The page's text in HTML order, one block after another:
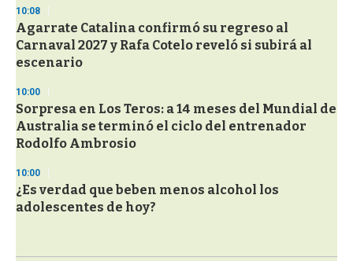
10:08
Agarrate Catalina confirmó su regreso al
Carnaval 2027 y Rafa Cotelo reveló si subirá al
escenario
10:00
Sorpresa en Los Teros: a 14 meses del Mundial de
Australia se terminó el ciclo del entrenador
Rodolfo Ambrosio
10:00
¿Es verdad que beben menos alcohol los
adolescentes de hoy?